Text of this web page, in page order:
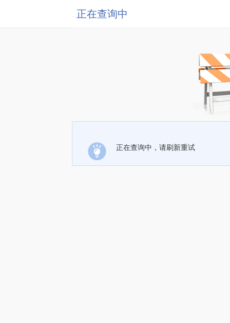
正在查询中
正在查询中，请刷新重试